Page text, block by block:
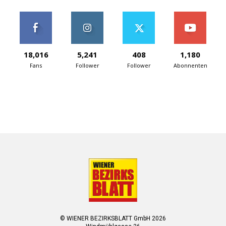
18,016
Fans
5,241
Follower
408
Follower
1,180
Abonnenten
© WIENER BEZIRKSBLATT GmbH 2026